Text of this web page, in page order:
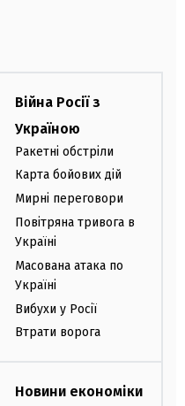
Війна Росії з
Україною
Ракетні обстріли
Карта бойових дій
Мирні переговори
Повітряна тривога в
Україні
Масована атака по
Україні
Вибухи у Росії
Втрати ворога
Новини економіки